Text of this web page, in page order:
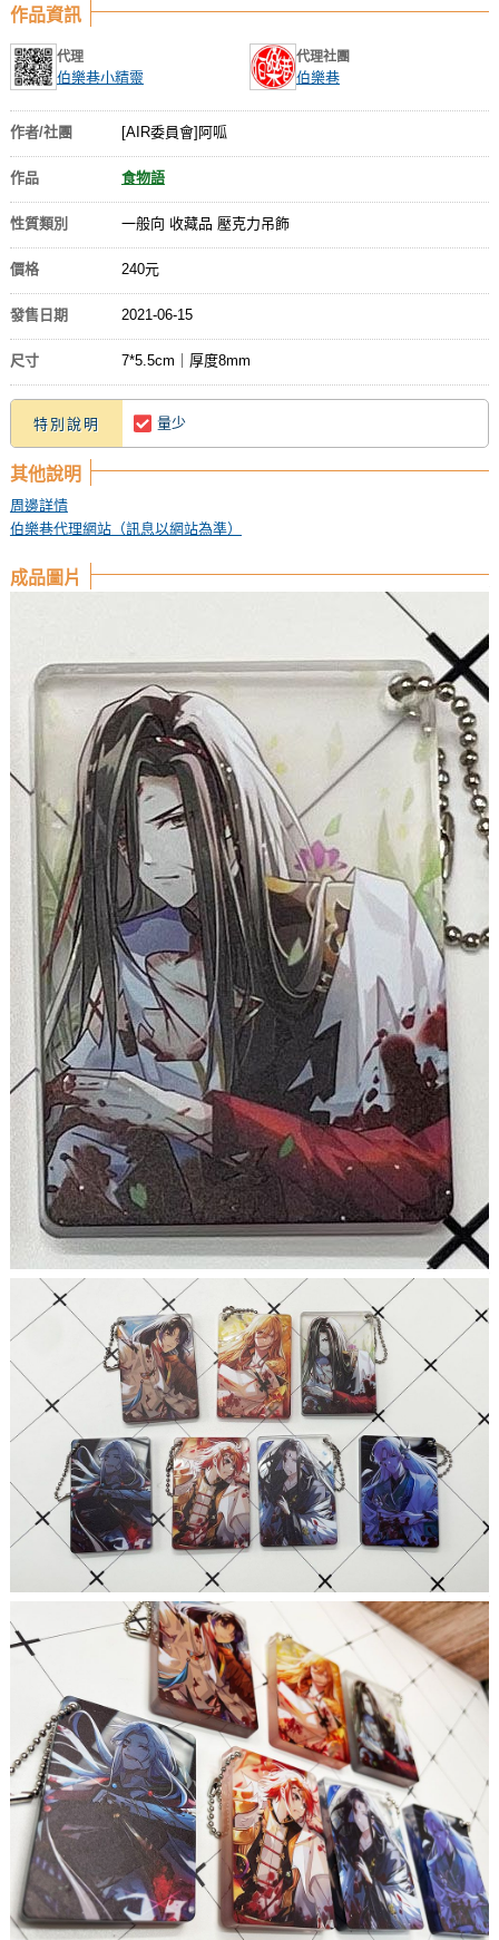
作品資訊
代理
伯樂巷小精靈
代理社團
伯樂巷
作者/社團 [AIR委員會]阿呱
作品 食物語
性質類別 一般向 收藏品 壓克力吊飾
價格 240元
發售日期 2021-06-15
尺寸 7*5.5cm｜厚度8mm
特別說明 量少
其他說明
周邊詳情
伯樂巷代理網站（訊息以網站為準）
成品圖片